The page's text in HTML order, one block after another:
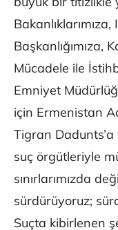
Başkanlığımıza,
Mücadele ile
Emniyet
için Ermenistan
Tigran
suç örgütleriyle
sınırlarımızda
sürdürüyoruz;
Suçta kibirlenen